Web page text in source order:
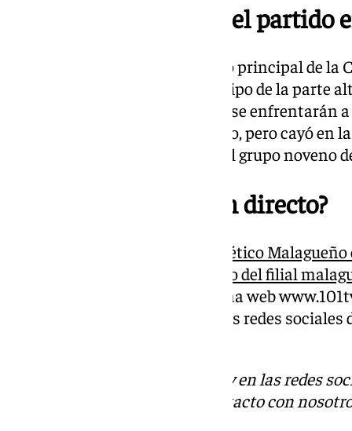
¿Dónde y cuándo ver el partido
Los de Funes regresan al campo principal de
Málaga CF para recibir a un equipo de la parte
18:00 horas. Los blanquiazules se enfrentarán
en puestos de playoff de ascenso, pero cayó
corresponde a la 20ª jornada del grupo noveno
¿Cómo ver el duelo en directo?
Como todos los partidos del Atlético
retransmitirá en directo el duelo del filial
través de la señal TDT y la página web
la retransmisión. Además, en las redes
Descubre más noticias de 101Tv en las redes
. Puedes ponerte en contacto con